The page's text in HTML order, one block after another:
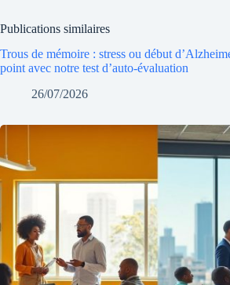
Publications similaires
Trous de mémoire : stress ou début
point avec notre test d’auto-évaluation
26/07/2026